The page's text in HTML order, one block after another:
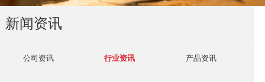
新闻资讯
公司资讯 行业资讯 产品资讯